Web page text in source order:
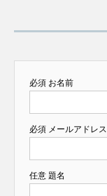
必須 お名前
必須 メールアドレス
任意 題名